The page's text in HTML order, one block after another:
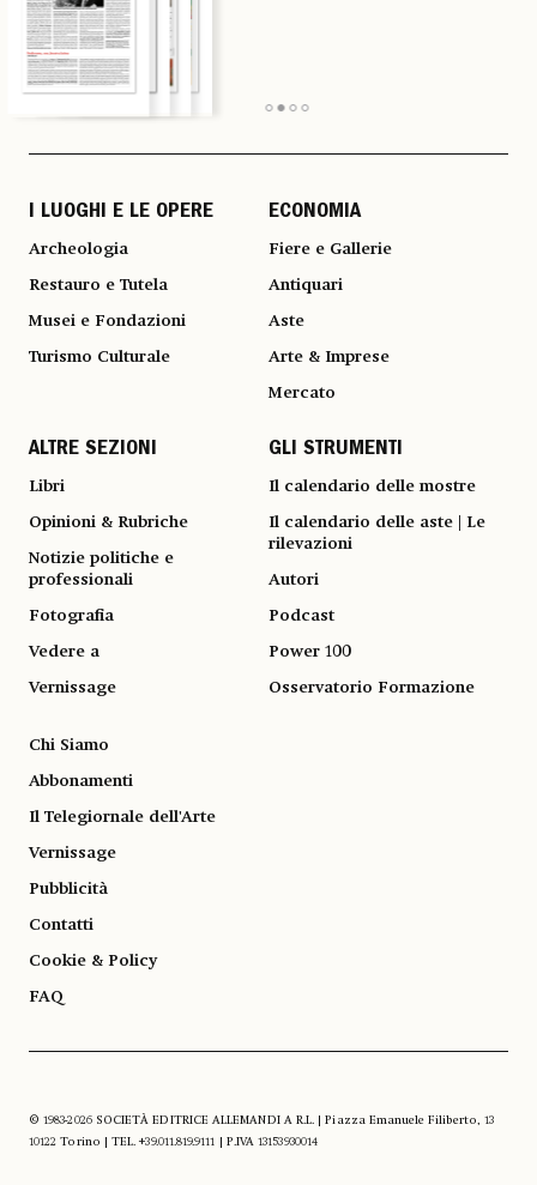
I LUOGHI E LE OPERE
Archeologia
Restauro e Tutela
Musei e Fondazioni
Turismo Culturale
ECONOMIA
Fiere e Gallerie
Antiquari
Aste
Arte & Imprese
Mercato
ALTRE SEZIONI
Libri
Opinioni & Rubriche
Notizie politiche e
professionali
Fotografia
Vedere a
Vernissage
GLI STRUMENTI
Il calendario delle mostre
Il calendario delle aste | Le
rilevazioni
Autori
Podcast
Power 100
Osservatorio Formazione
Chi Siamo
Abbonamenti
Il Telegiornale dell'Arte
Vernissage
Pubblicità
Contatti
Cookie & Policy
FAQ
© 1983-2026 SOCIETÀ EDITRICE ALLEMANDI A R.L. | Piazza Emanuele Filiberto, 13
10122 Torino | TEL. +39.011.819.9111 | P.IVA 13153930014